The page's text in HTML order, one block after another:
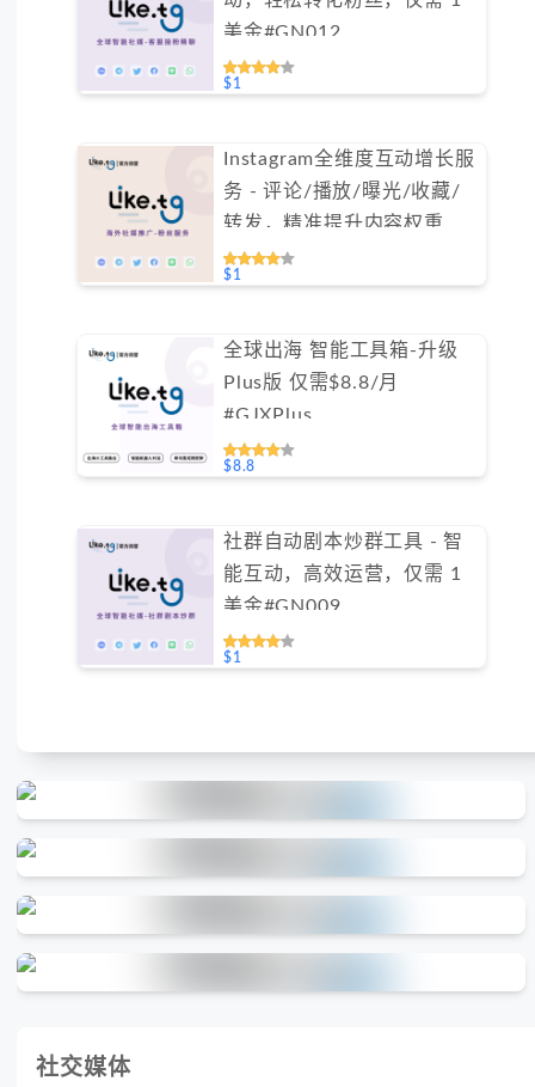
美金#GN012
$1
Instagram全维度互动增长服
务 - 评论/播放/曝光/收藏/
转发，精准提升内容权重
（不支持免费测试）
$1
全球出海 智能工具箱-升级
Plus版 仅需$8.8/月
#GJXPlus
$8.8
社群自动剧本炒群工具 - 智
能互动，高效运营，仅需 1
美金#GN009
$1
社交媒体